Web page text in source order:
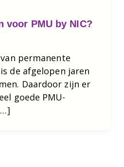
voor PMU by NIC?
permanente
de afgelopen jaren
Daardoor zijn er
goede PMU-